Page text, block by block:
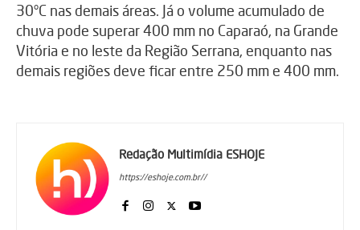
30°C nas demais áreas. Já o volume acumulado de
chuva pode superar 400 mm no Caparaó, na Grande
Vitória e no leste da Região Serrana, enquanto nas
demais regiões deve ficar entre 250 mm e 400 mm.
Redação Multimídia ESHOJE
https://eshoje.com.br//